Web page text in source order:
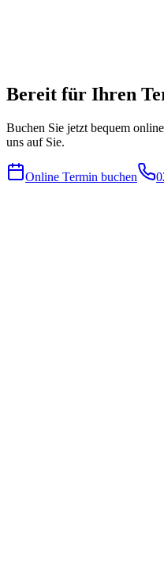
Bereit für Ihren
Buchen Sie jetzt bequem
uns auf Sie.
Online Termin buchen